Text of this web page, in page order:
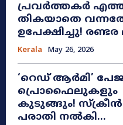
പ്രവർത്തകർ
തികയാതെ
ഉപേക്ഷിച്ചു!
Kerala May 26, 2026
​‘റെഡ് ആർമി’
പ്രൊഫൈലുകളും
കുടുങ്ങും!
പരാതി നൽകി...